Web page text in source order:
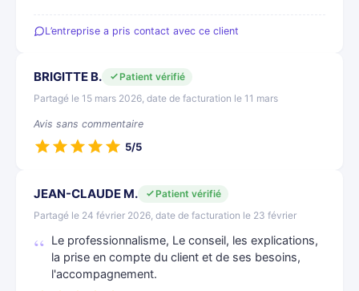
L’entreprise a pris contact avec ce client
BRIGITTE B.
Patient vérifié
Partagé le 15 mars 2026, date de facturation le 11 mars
Avis sans commentaire
5/5
JEAN-CLAUDE M.
Patient vérifié
Partagé le 24 février 2026, date de facturation le 23 février
Le professionnalisme, Le conseil, les explications,
la prise en compte du client et de ses besoins,
l'accompagnement.